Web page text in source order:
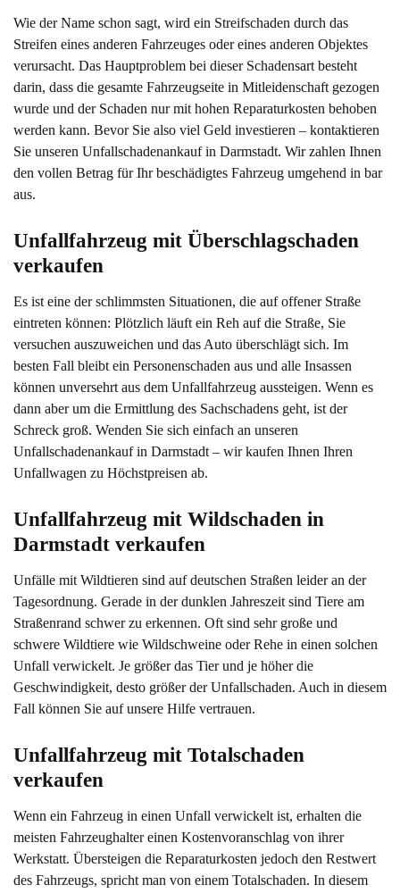
Wie der Name schon sagt, wird ein Streifschaden durch das
Streifen eines anderen Fahrzeuges oder eines anderen Objektes
verursacht. Das Hauptproblem bei dieser Schadensart besteht
darin, dass die gesamte Fahrzeugseite in Mitleidenschaft gezogen
wurde und der Schaden nur mit hohen Reparaturkosten behoben
werden kann. Bevor Sie also viel Geld investieren – kontaktieren
Sie unseren Unfallschadenankauf in Darmstadt. Wir zahlen Ihnen
den vollen Betrag für Ihr beschädigtes Fahrzeug umgehend in bar
aus.
Unfallfahrzeug mit Überschlagschaden
verkaufen
Es ist eine der schlimmsten Situationen, die auf offener Straße
eintreten können: Plötzlich läuft ein Reh auf die Straße, Sie
versuchen auszuweichen und das Auto überschlägt sich. Im
besten Fall bleibt ein Personenschaden aus und alle Insassen
können unversehrt aus dem Unfallfahrzeug aussteigen. Wenn es
dann aber um die Ermittlung des Sachschadens geht, ist der
Schreck groß. Wenden Sie sich einfach an unseren
Unfallschadenankauf in Darmstadt – wir kaufen Ihnen Ihren
Unfallwagen zu Höchstpreisen ab.
Unfallfahrzeug mit Wildschaden in
Darmstadt verkaufen
Unfälle mit Wildtieren sind auf deutschen Straßen leider an der
Tagesordnung. Gerade in der dunklen Jahreszeit sind Tiere am
Straßenrand schwer zu erkennen. Oft sind sehr große und
schwere Wildtiere wie Wildschweine oder Rehe in einen solchen
Unfall verwickelt. Je größer das Tier und je höher die
Geschwindigkeit, desto größer der Unfallschaden. Auch in diesem
Fall können Sie auf unsere Hilfe vertrauen.
Unfallfahrzeug mit Totalschaden
verkaufen
Wenn ein Fahrzeug in einen Unfall verwickelt ist, erhalten die
meisten Fahrzeughalter einen Kostenvoranschlag von ihrer
Werkstatt. Übersteigen die Reparaturkosten jedoch den Restwert
des Fahrzeugs, spricht man von einem Totalschaden. In diesem